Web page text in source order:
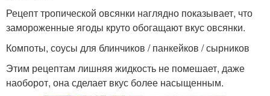
Рецепт тропической овсянки наглядно показывает, что
замороженные ягоды круто обогащают вкус овсянки.
Компоты, соусы для блинчиков / панкейков / сырников
Этим рецептам лишняя жидкость не помешает, даже
наоборот, она сделает вкус более насыщенным.